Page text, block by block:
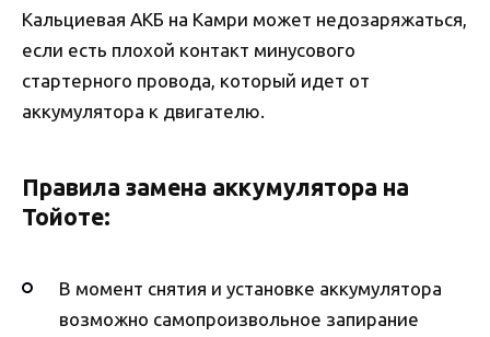
Кальциевая АКБ на Камри может недозаряжаться,
если есть плохой контакт минусового
стартерного провода, который идет от
аккумулятора к двигателю.
Правила замена аккумулятора на
Тойоте:
В момент снятия и установке аккумулятора
возможно самопроизвольное запирание